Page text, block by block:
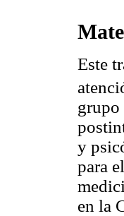
Este
grupo
y
para
en la